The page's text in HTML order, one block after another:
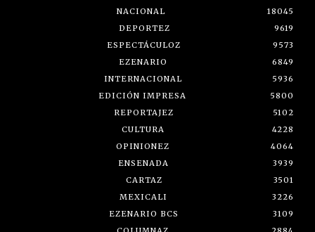
NACIONAL
18045
DEPORTEZ
9619
ESPECTÁCULOZ
9573
EZENARIO
6849
INTERNACIONAL
5936
EDICIÓN IMPRESA
5800
REPORTAJEZ
5102
CULTURA
4228
OPINIONEZ
4064
ENSENADA
3939
CARTAZ
3501
MEXICALI
3226
EZENARIO BCS
3109